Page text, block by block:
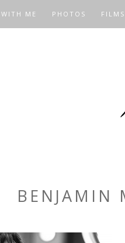
ME PHOTOS FILMS
BENJAMIN